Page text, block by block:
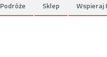
Podróże Sklep Wspieraj